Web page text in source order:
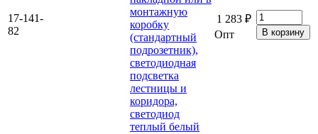
17-141-
82
монтажную
коробку
(стандартный
подрозетник),
светодиодная
подсветка
лестницы и
коридора,
светодиод
теплый белый
1 283 ₽
Опт